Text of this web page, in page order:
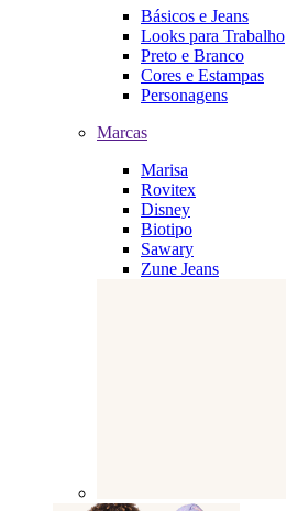
Básicos e Jeans
Looks para Trabalho
Preto e Branco
Cores e Estampas
Personagens
Marcas
Marisa
Rovitex
Disney
Biotipo
Sawary
Zune Jeans